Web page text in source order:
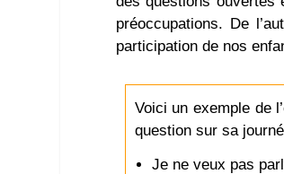
préoccupations. De
participation de nos
Voici un exemple de
question sur sa
Je ne veux pas